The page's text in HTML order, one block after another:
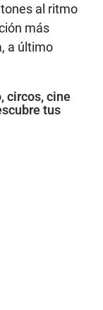
al ritmo
más
a último
circos, cine
tus